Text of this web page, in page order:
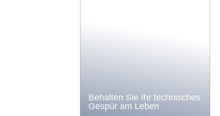
Behalten Sie Ihr technisches
Gespür am Leben